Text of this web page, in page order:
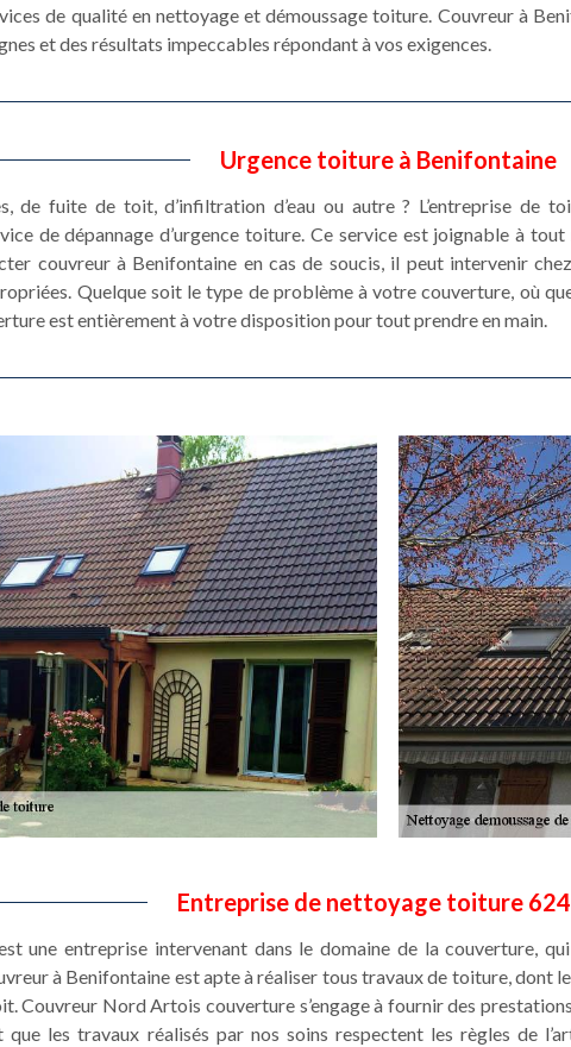
de qualité en nettoyage et démoussage toiture. Couvreur à
et des résultats impeccables répondant à vos exigences.
Urgence toiture à Benifontaine
de fuite de toit, d’infiltration d’eau ou autre ? L’entreprise
de dépannage d’urgence toiture. Ce service est joignable à
couvreur à Benifontaine en cas de soucis, il peut intervenir
Quelque soit le type de problème à votre couverture, où
est entièrement à votre disposition pour tout prendre en main.
Entreprise de nettoyage toiture
une entreprise intervenant dans le domaine de la couverture, qui
à Benifontaine est apte à réaliser tous travaux de toiture, dont
Couvreur Nord Artois couverture s’engage à fournir des
que les travaux réalisés par nos soins respectent les règles de